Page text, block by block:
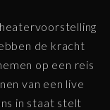
de kracht
op een reis
van een live
in staat stelt